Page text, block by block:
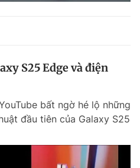
S25 Edge và điện
bất ngờ hé lộ những
đầu tiên của Galaxy S25